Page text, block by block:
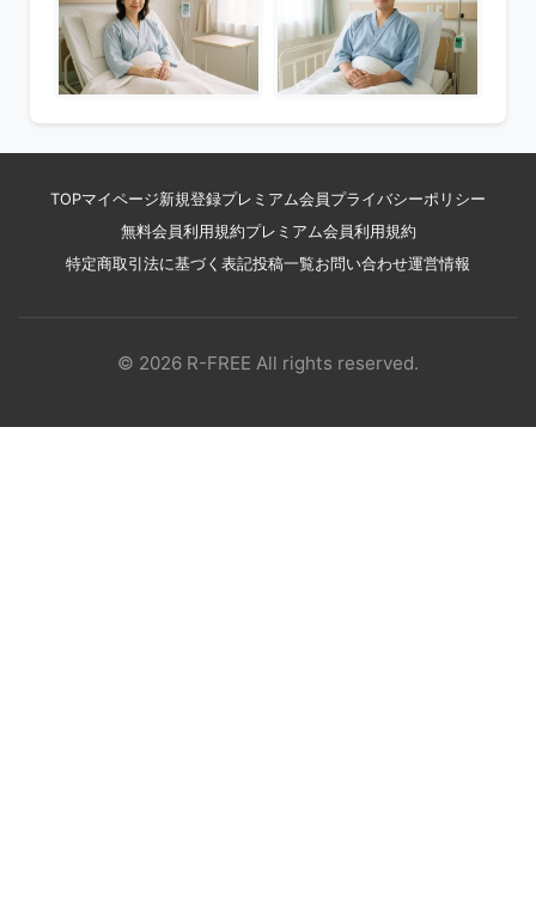
TOPマイページ新規登録プレミアム会員 プライバシーポリシー
無料会員利用規約プレミアム会員利用規約
特定商取引法に基づく表記投稿一覧お問い合わせ運営情報
© 2026 R-FREE All rights reserved.